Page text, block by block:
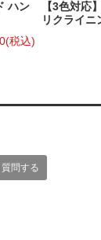
ハン
(税込)
【3色対応
リクライニ
問する